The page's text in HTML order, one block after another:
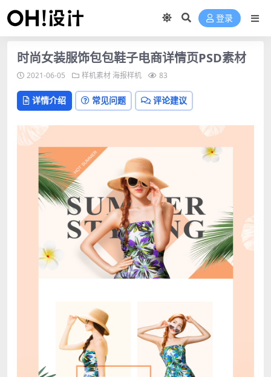
登录
时尚女装服饰包包鞋子电商详情页PSD素材
2021-06-05 样机素材 海报样机 83
详情介绍 常见问题 评论建议